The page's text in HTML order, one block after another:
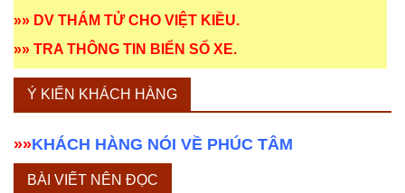
»» DV THÁM TỬ CHO VIỆT KIỀU.
»» TRA THÔNG TIN BIỂN SỐ XE.
Ý KIẾN KHÁCH HÀNG
»»KHÁCH HÀNG NÓI VỀ PHÚC TÂM
BÀI VIẾT NÊN ĐỌC